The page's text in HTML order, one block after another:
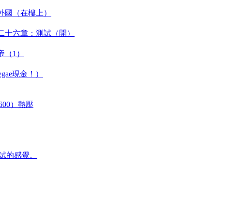
（在樓上）
六章：測試（開）
1）
現金！）
）熱壓
的感覺。